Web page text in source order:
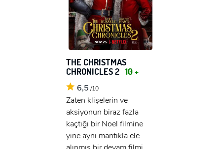
THE CHRISTMAS
CHRONICLES 2 10 +
6,5 /10
Zaten klişelerin ve
aksiyonun biraz fazla
kaçtığı bir Noel filmine
yine aynı mantıkla ele